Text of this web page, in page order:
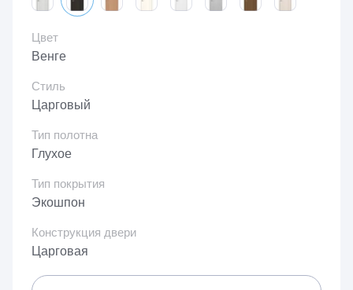
Цвет
Венге
Стиль
Царговый
Тип полотна
Глухое
Тип покрытия
Экошпон
Конструкция двери
Царговая